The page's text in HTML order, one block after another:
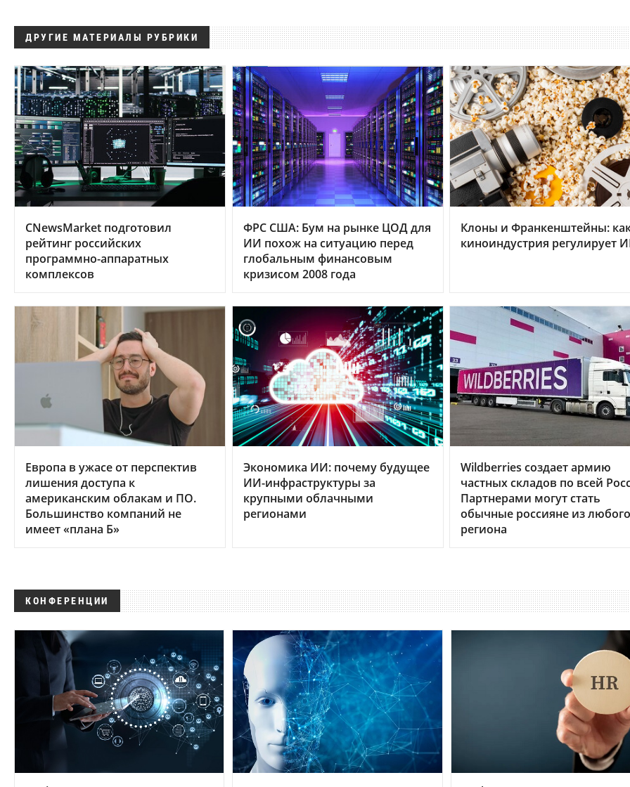
ДРУГИЕ МАТЕРИАЛЫ РУБРИКИ
CNewsMarket подготовил
рейтинг российских
программно-аппаратных
комплексов
ФРС США: Бум на рынке ЦОД для
ИИ похож на ситуацию перед
глобальным финансовым
кризисом 2008 года
Клоны и Франкенштейны:
киноиндустрия регулирует
Европа в ужасе от перспектив
лишения доступа к
американским облакам и ПО.
Большинство компаний не
имеет «плана Б»
Экономика ИИ: почему будущее
ИИ-инфраструктуры за
крупными облачными
регионами
Wildberries создает армию
частных складов по всей
Партнерами могут стать
обычные россияне из любого
региона
КОНФЕРЕНЦИИ